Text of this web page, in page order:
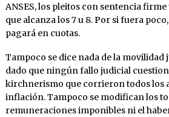
ANSES, los pleitos con sentencia
que alcanza los 7 u 8. Por si fuera
pagará en cuotas.
Tampoco se dice nada de la movilidad
dado que ningún fallo judicial
kirchnerismo que corrieron todos los
inflación. Tampoco se modifican los
remuneraciones imponibles ni el